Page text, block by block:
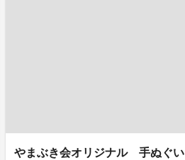
やまぶき会オリジナル 手ぬぐい